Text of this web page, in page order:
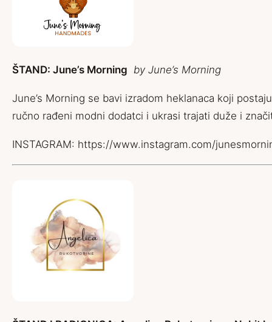
ŠTAND: June’s Morning by June’s Morning
June’s Morning se bavi izradom heklanaca koji
ručno rađeni modni dodatci i ukrasi trajati duže i
INSTAGRAM: https://www.instagram.com/